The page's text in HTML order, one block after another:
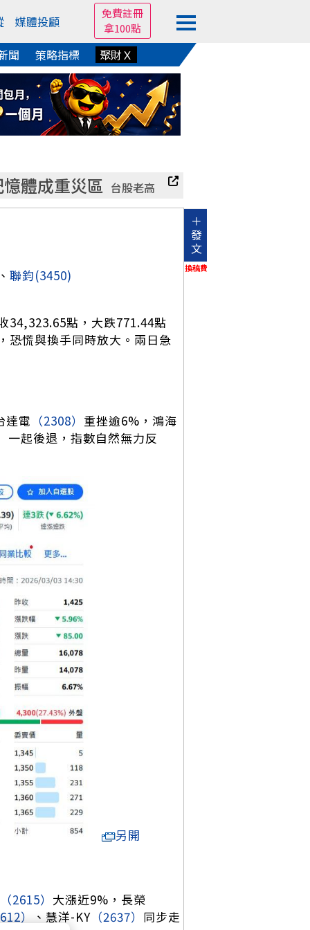
媒體投顧
免費註冊
拿100點
聞 策略指標 聚財Ｘ
體成重災區 台股老高
＋
發
文
換稿費
聯鈞(3450)
34,323.65點，大跌771.44點
恐慌與換手同時放大。兩日急
達電 （2308） 重挫逾6%，鴻海
一起後退，指數自然無力反
另開
（2615） 大漲近9%，長榮
）
、慧洋-KY （2637） 同步走